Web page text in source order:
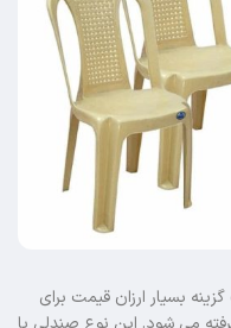
بسیار ارزان قیمت برای